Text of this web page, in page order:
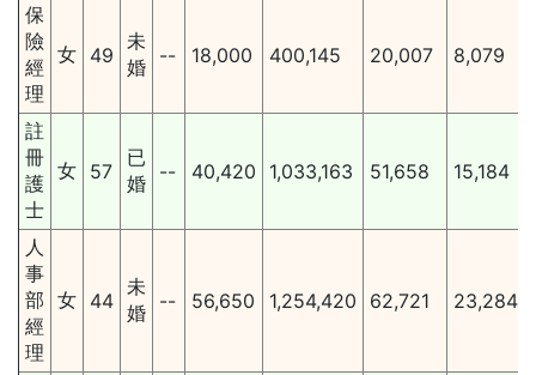
保
險
經
理
女 49
未
婚
-- 18,000 400,145 20,007 8,079
註
冊
護
士
女 57
已
婚
-- 40,420 1,033,163 51,658 15,184
人
事
部
經
理
女 44
未
婚
-- 56,650 1,254,420 62,721 23,284